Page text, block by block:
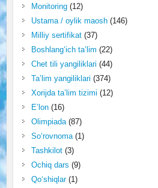
Monitoring(12)
Ustama / oylik maosh(146)
Milliy sertifikat(37)
Boshlang‘ich ta’lim (22)
Chet tili yangiliklari (44)
Ta’lim yangiliklari (374)
Xorijda ta’lim tizimi (12)
E’lon(16)
Olimpiada(87)
So‘rovnoma(1)
Tashkilot(3)
Ochiq dars (9)
Qo‘shiqlar(1)